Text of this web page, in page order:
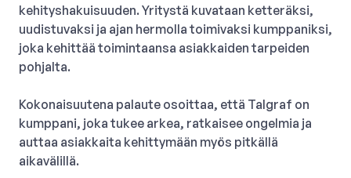
kehityshakuisuuden. Yritystä kuvataan ketteräksi,
uudistuvaksi ja ajan hermolla toimivaksi kumppaniksi,
joka kehittää toimintaansa asiakkaiden tarpeiden
pohjalta.
Kokonaisuutena palaute osoittaa, että Talgraf on
kumppani, joka tukee arkea, ratkaisee ongelmia ja
auttaa asiakkaita kehittymään myös pitkällä
aikavälillä.